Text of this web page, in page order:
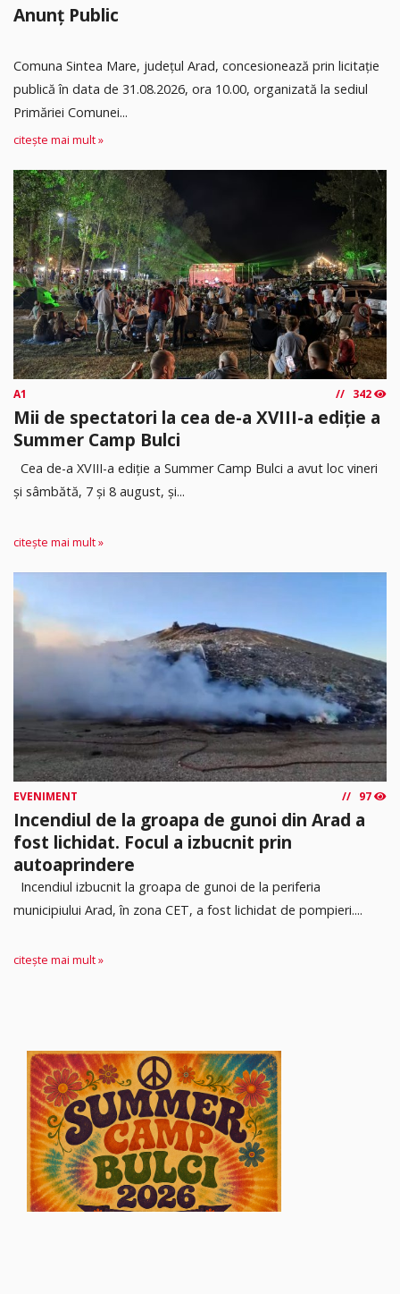
Anunț Public
Comuna Sintea Mare, judeţul Arad, concesionează prin licitaţie
publică în data de 31.08.2026, ora 10.00, organizată la sediul
Primăriei Comunei...
citește mai mult »
A1 342
Mii de spectatori la cea de-a XVIII-a ediție a
Summer Camp Bulci
Cea de-a XVIII-a ediție a Summer Camp Bulci a avut loc vineri
și sâmbătă, 7 și 8 august, și...
citește mai mult »
EVENIMENT 97
Incendiul de la groapa de gunoi din Arad a
fost lichidat. Focul a izbucnit prin
autoaprindere
Incendiul izbucnit la groapa de gunoi de la periferia
municipiului Arad, în zona CET, a fost lichidat de pompieri....
citește mai mult »